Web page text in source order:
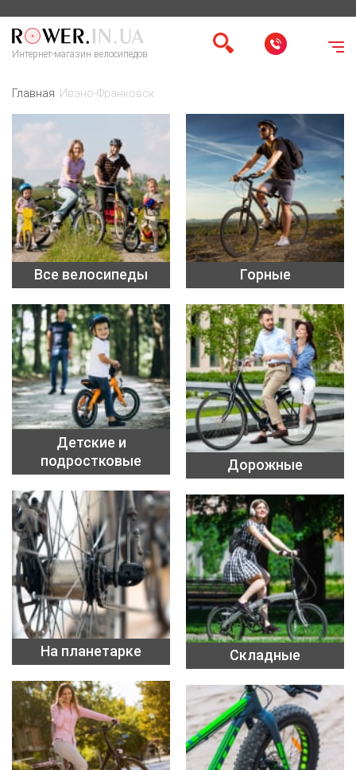
Интернет-магазин велосипедов
Главная Ивано-Франковск
Все велосипеды Горные
Детские и
подростковые
Дорожные
На планетарке Складные